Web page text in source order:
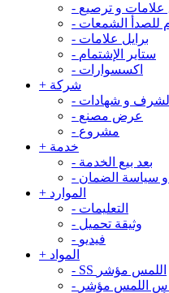
- علامات و ترصيع
- للصدأ الشمعات
- برايل علامات
- ستاير الإشتمام
- اكسسوارات
+ شركة
- الشرف و شهادات
- عرض مصنع
- مشروع
+ خدمة
- بعد بيع الخدمة
- و سياسة الضمان
+ الموارد
- التعليمات
- وثيقة تحميل
- فيديو
+ المواد
-
SS اللمس مؤشر
- اللمس مؤشر